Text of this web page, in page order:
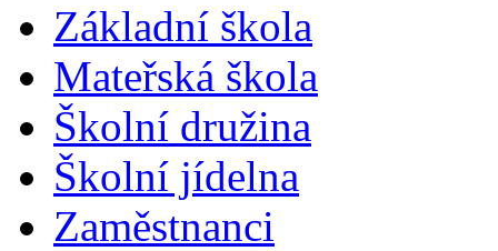
Základní škola
Mateřská škola
Školní družina
Školní jídelna
Zaměstnanci